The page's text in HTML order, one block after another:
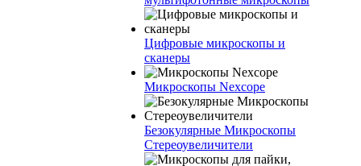
Цифровые микроскопы и
сканеры
Микроскопы Nexcope
Безокулярные Микроскопы
Стереоувеличители